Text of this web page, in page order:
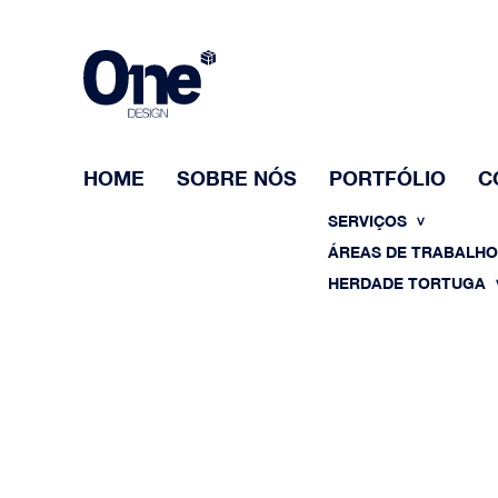
HOME SOBRE NÓS PORTFÓLIO
SERVIÇOS
ÁREAS DE TRABALHO
HERDADE TORTUGA